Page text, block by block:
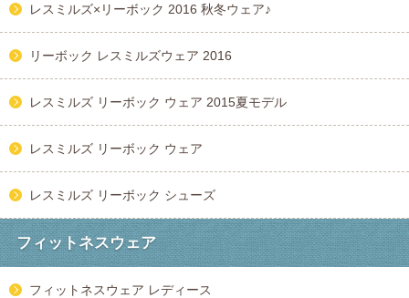
レスミルズ×リーボック 2016 秋冬ウェア♪
リーボック レスミルズウェア 2016
レスミルズ リーボック ウェア 2015夏モデル
レスミルズ リーボック ウェア
レスミルズ リーボック シューズ
フィットネスウェア
フィットネスウェア レディース